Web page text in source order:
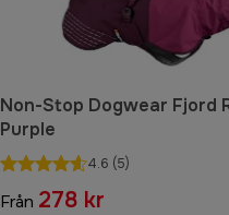
Non-Stop Dogwear Fjord
Purple
4.6 (5)
Från 278 kr